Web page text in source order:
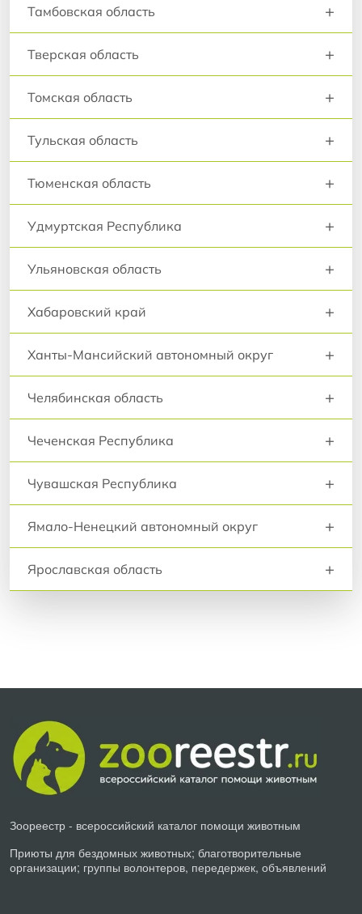
Тамбовская область +
Тверская область +
Томская область +
Тульская область +
Тюменская область +
Удмуртская Республика +
Ульяновская область +
Хабаровский край +
Ханты-Мансийский автономный округ +
Челябинская область +
Чеченская Республика +
Чувашская Республика +
Ямало-Ненецкий автономный округ +
Ярославская область +
Зоореестр - всероссийский каталог помощи животным
Приюты для бездомных животных; благотворительные
организации; группы волонтеров, передержек, объявлений